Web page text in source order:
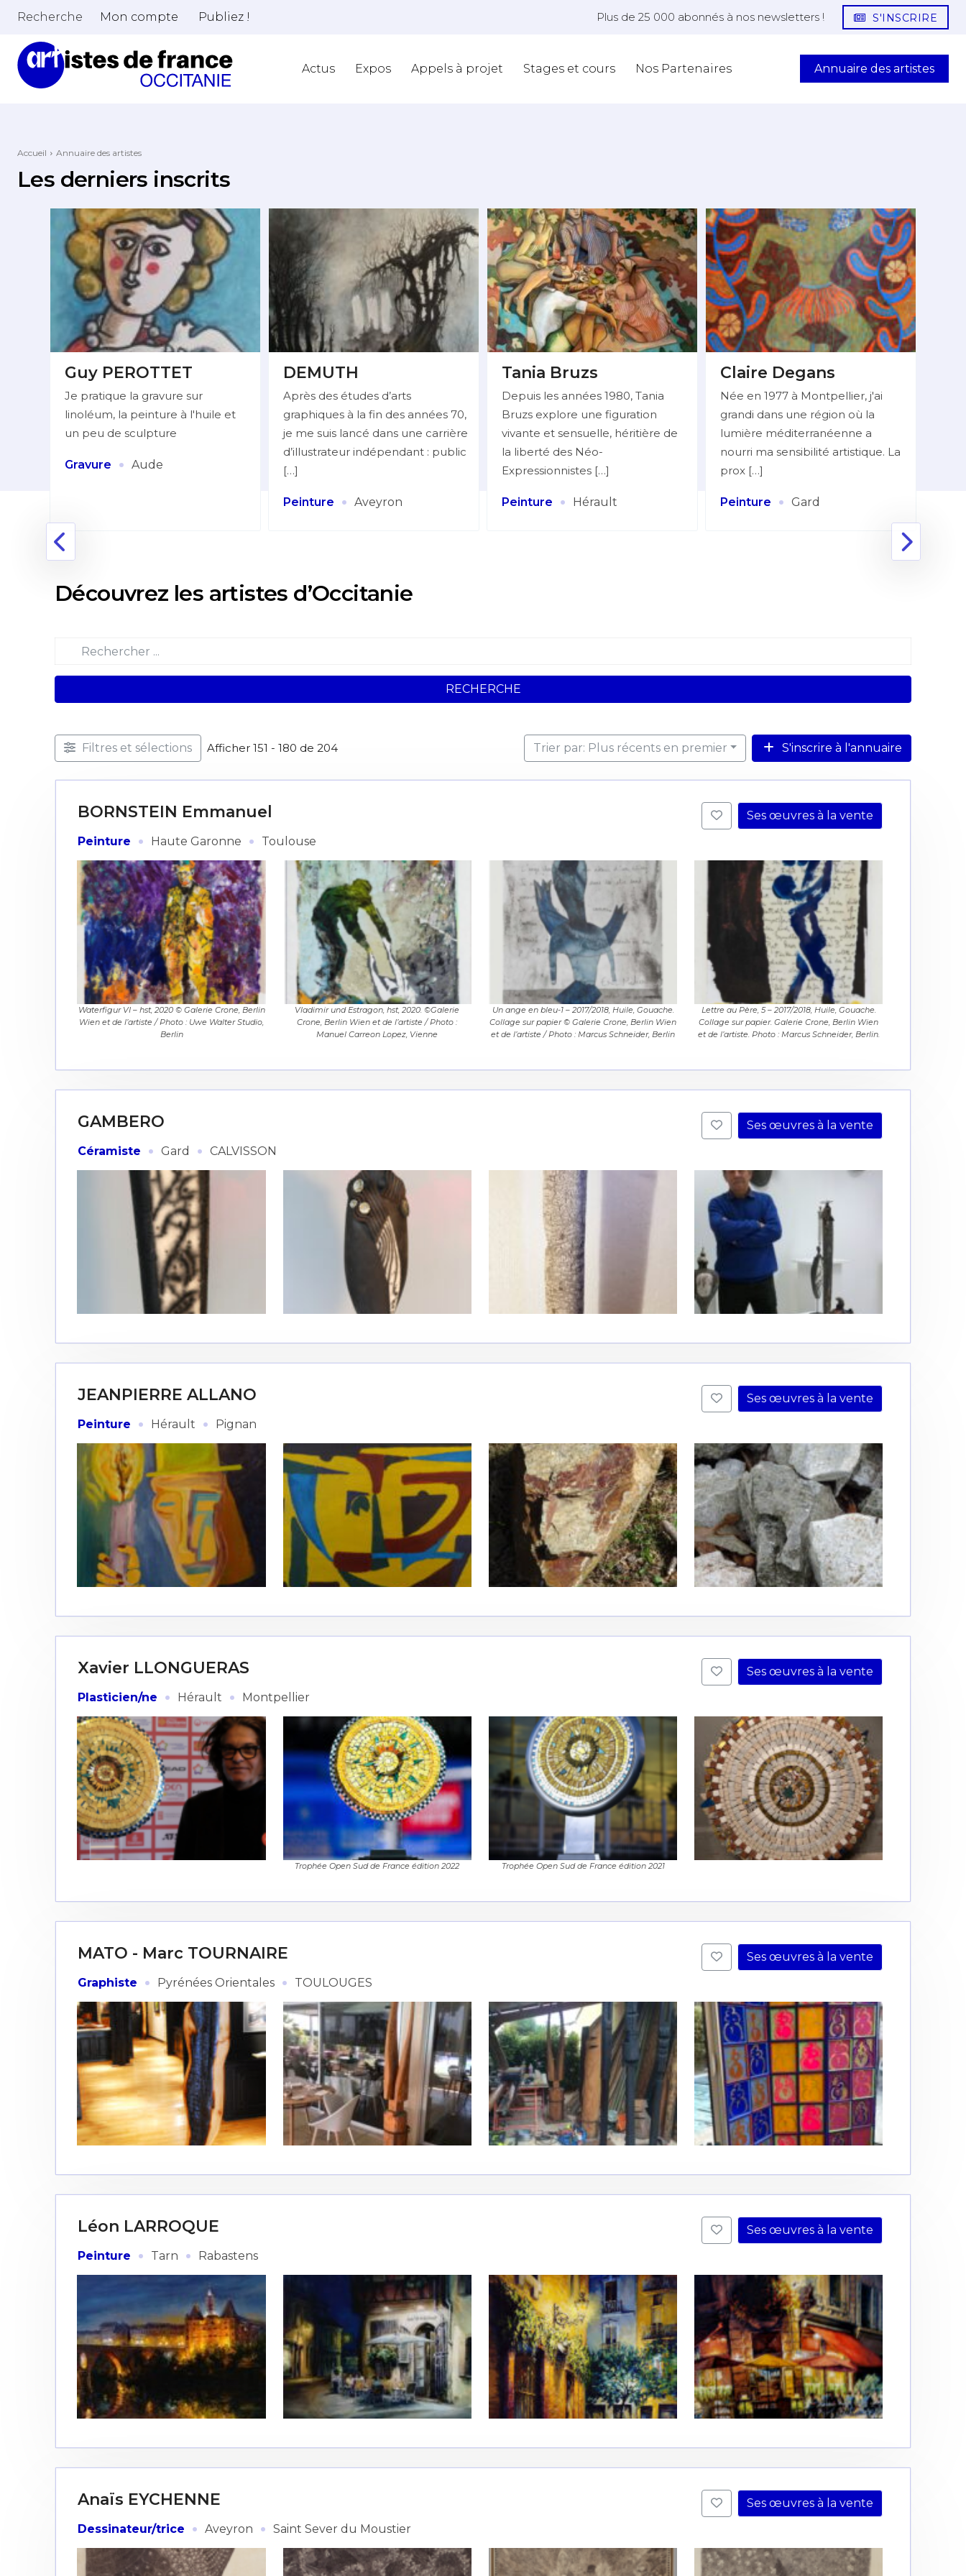
Prénom
Statut / Organisation
termes et conditions
* Champ obligatoire
Statut / Organisation
Recherche Mon compte Publiez ! Plus de 25 000 abonnés à nos newsletters ! S'INSCRIRE
Actus Expos Appels à projet Stages et cours Nos Partenaires Annuaire des artistes
Accueil Annuaire des artistes
Les derniers inscrits
Guy PEROTTET
Je pratique la gravure sur
linoléum, la peinture à l'huile et
un peu de sculpture
Gravure · Aude
DEMUTH
Après des études d’arts
graphiques à la fin des années 70,
je me suis lancé dans une carrière
d’illustrateur indépendant : public
[…]
Peinture · Aveyron
Tania Bruzs
Depuis les années 1980, Tania
Bruzs explore une figuration
vivante et sensuelle, héritière de
la liberté des Néo-
Expressionnistes […]
Peinture · Hérault
Claire Degans
Née en 1977 à Montpellier, j'ai
grandi dans une région où la
lumière méditerranéenne a
nourri ma sensibilité artistique. La
prox […]
Peinture · Gard
Découvrez les artistes d’Occitanie
RECHERCHE
Filtres et sélections Afficher 151 - 180 de 204 Trier par: Plus récents en premier S'inscrire à l'annuaire
BORNSTEIN Emmanuel
Peinture · Haute Garonne · Toulouse
Ses œuvres à la vente
Waterfigur VI – hst, 2020 © Galerie Crone, Berlin
Wien et de l’artiste / Photo : Uwe Walter Studio,
Berlin
Vladimir und Estragon, hst, 2020. ©Galerie
Crone, Berlin Wien et de l’artiste / Photo :
Manuel Carreon Lopez, Vienne
Un ange en bleu-1 – 2017/2018, Huile, Gouache.
Collage sur papier © Galerie Crone, Berlin Wien
et de l’artiste / Photo : Marcus Schneider, Berlin
Lettre au Père, 5 – 2017/2018, Huile, Gouache.
Collage sur papier. Galerie Crone, Berlin Wien
et de l’artiste. Photo : Marcus Schneider, Berlin.
GAMBERO
Céramiste · Gard · CALVISSON
Ses œuvres à la vente
JEANPIERRE ALLANO
Peinture · Hérault · Pignan
Ses œuvres à la vente
Xavier LLONGUERAS
Plasticien/ne · Hérault · Montpellier
Ses œuvres à la vente
Trophée Open Sud de France édition 2022 Trophée Open Sud de France édition 2021
MATO - Marc TOURNAIRE
Graphiste · Pyrénées Orientales · TOULOUGES
Ses œuvres à la vente
Léon LARROQUE
Peinture · Tarn · Rabastens
Ses œuvres à la vente
Anaïs EYCHENNE
Dessinateur/trice · Aveyron · Saint Sever du Moustier
Ses œuvres à la vente